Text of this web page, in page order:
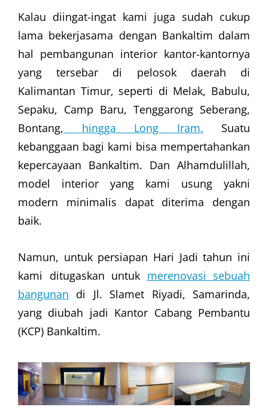
Kalau diingat-ingat kami juga sudah cukup
lama bekerjasama dengan Bankaltim dalam
hal pembangunan interior kantor-kantornya
yang tersebar di pelosok daerah di
Kalimantan Timur, seperti di Melak, Babulu,
Sepaku, Camp Baru, Tenggarong Seberang,
Bontang, hingga Long Iram. Suatu
kebanggaan bagi kami bisa mempertahankan
kepercayaan Bankaltim. Dan Alhamdulillah,
model interior yang kami usung yakni
modern minimalis dapat diterima dengan
baik.
Namun, untuk persiapan Hari Jadi tahun ini
kami ditugaskan untuk merenovasi sebuah
bangunan di Jl. Slamet Riyadi, Samarinda,
yang diubah jadi Kantor Cabang Pembantu
(KCP) Bankaltim.